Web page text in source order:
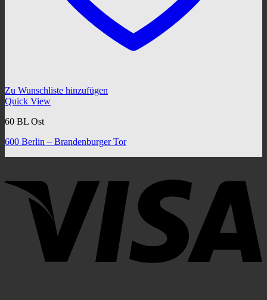
Zu Wunschliste hinzufügen
Quick View
60 BL Ost
600 Berlin – Brandenburger Tor